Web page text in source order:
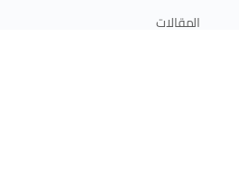
المقالات